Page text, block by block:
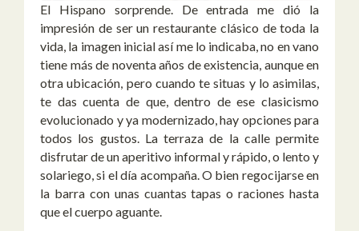
El Hispano sorprende. De entrada me dió la
impresión de ser un restaurante clásico de toda la
vida, la imagen inicial así me lo indicaba, no en vano
tiene más de noventa años de existencia, aunque en
otra ubicación, pero cuando te situas y lo asimilas,
te das cuenta de que, dentro de ese clasicismo
evolucionado y ya modernizado, hay opciones para
todos los gustos. La terraza de la calle permite
disfrutar de un aperitivo informal y rápido, o lento y
solariego, si el día acompaña. O bien regocijarse en
la barra con unas cuantas tapas o raciones hasta
que el cuerpo aguante.